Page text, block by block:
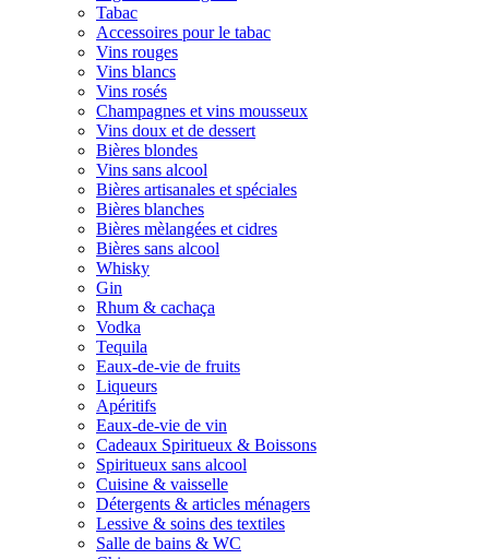
Tabac
Accessoires pour le tabac
Vins rouges
Vins blancs
Vins rosés
Champagnes et vins mousseux
Vins doux et de dessert
Bières blondes
Vins sans alcool
Bières artisanales et spéciales
Bières blanches
Bières mèlangées et cidres
Bières sans alcool
Whisky
Gin
Rhum & cachaça
Vodka
Tequila
Eaux-de-vie de fruits
Liqueurs
Apéritifs
Eaux-de-vie de vin
Cadeaux Spiritueux & Boissons
Spiritueux sans alcool
Cuisine & vaisselle
Détergents & articles ménagers
Lessive & soins des textiles
Salle de bains & WC